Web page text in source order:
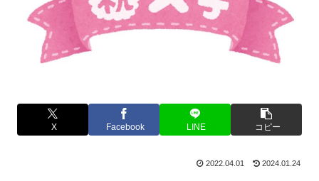
X Facebook LINE コピー
2022.04.01 2024.01.24